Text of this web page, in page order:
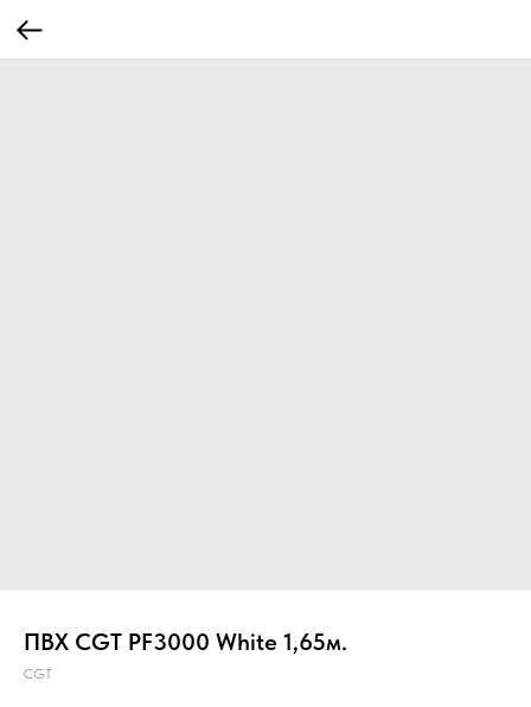
ПВХ CGT PF3000 White 1,65м.
CGT